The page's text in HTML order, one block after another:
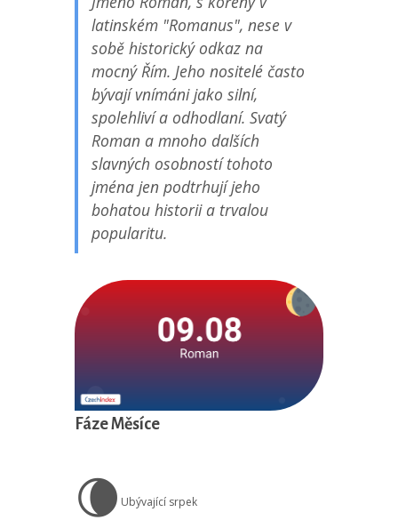
latinském "Romanus", nese v
sobě historický odkaz na
mocný Řím. Jeho nositelé často
bývají vnímáni jako silní,
spolehliví a odhodlaní. Svatý
Roman a mnoho dalších
slavných osobností tohoto
jména jen podtrhují jeho
bohatou historii a trvalou
popularitu.
Fáze Měsíce
🌘 Ubývající srpek